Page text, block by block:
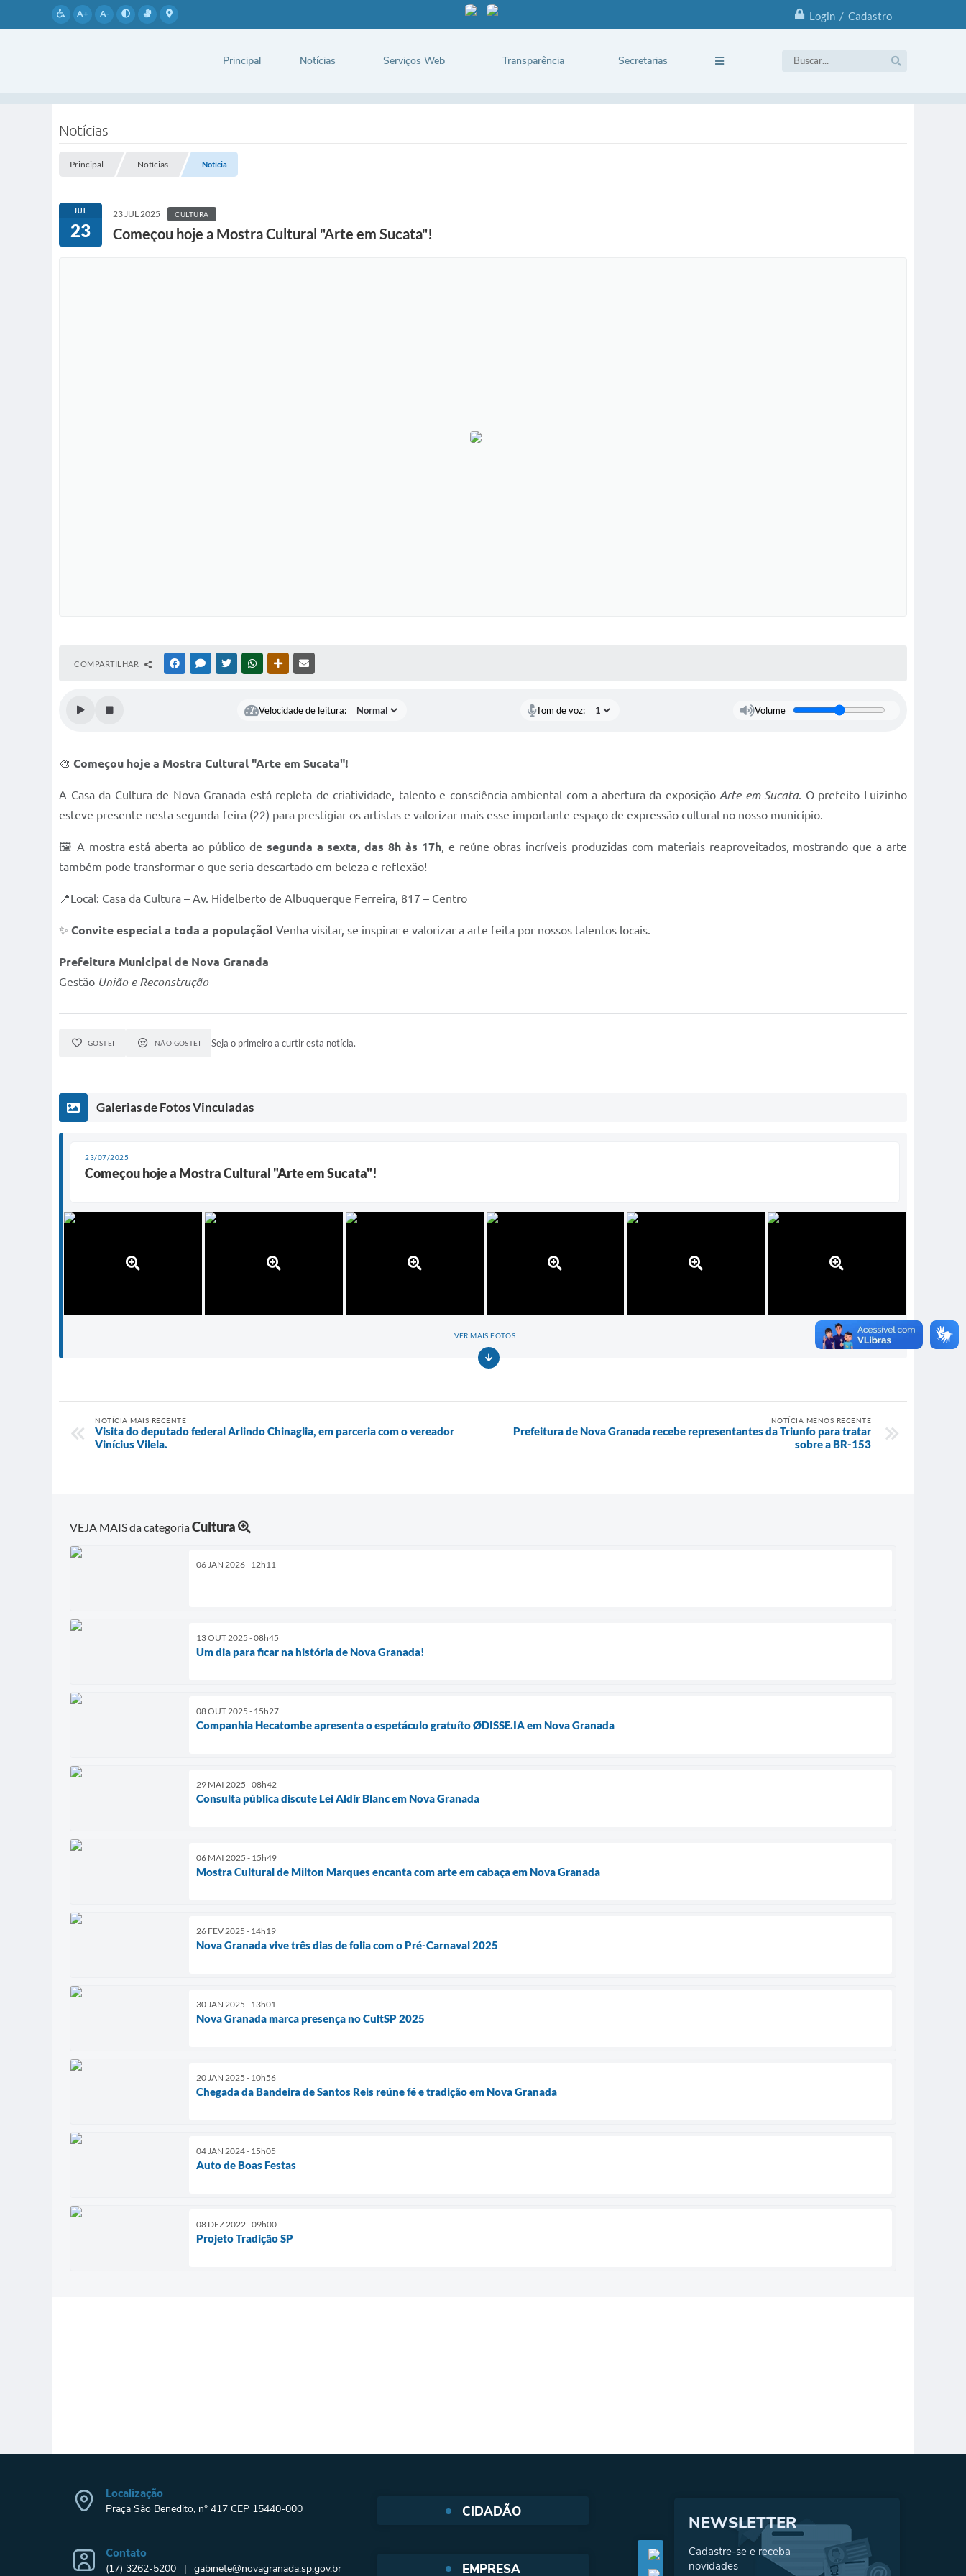
Login / Cadastro
A+ A-
Principal Notícias Serviços Web Transparência Secretarias
Notícias
Principal Notícias Notícia
JUL
23
23 JUL 2025 CULTURA
Começou hoje a Mostra Cultural "Arte em Sucata"!
COMPARTILHAR FACEBOOKMESSENGER
TWITTERWHATSAPPOUTRAS MÍDIAS
Velocidade de leitura: Tom de voz: Volume
🎨 Começou hoje a Mostra Cultural "Arte em Sucata"!
A Casa da Cultura de Nova Granada está repleta de criatividade, talento e consciência ambiental com a abertura da exposição Arte em Sucata. O prefeito Luizinho
esteve presente nesta segunda-feira (22) para prestigiar os artistas e valorizar mais esse importante espaço de expressão cultural no nosso município.
🖼️ A mostra está aberta ao público de segunda a sexta, das 8h às 17h, e reúne obras incríveis produzidas com materiais reaproveitados, mostrando que a arte
também pode transformar o que seria descartado em beleza e reflexão!
📍Local: Casa da Cultura – Av. Hidelberto de Albuquerque Ferreira, 817 – Centro
✨ Convite especial a toda a população! Venha visitar, se inspirar e valorizar a arte feita por nossos talentos locais.
Prefeitura Municipal de Nova Granada
Gestão União e Reconstrução
GOSTEI NÃO GOSTEI Seja o primeiro a curtir esta notícia.
Galerias de Fotos Vinculadas
23/07/2025
Começou hoje a Mostra Cultural "Arte em Sucata"!
VER MAIS FOTOS
NOTÍCIA MAIS RECENTE
Visita do deputado federal Arlindo Chinaglia, em parceria com o vereador
Vinícius Vilela.
NOTÍCIA MENOS RECENTE
Prefeitura de Nova Granada recebe representantes da Triunfo para tratar
sobre a BR-153
VEJA MAIS da categoriaCultura
06 JAN 2026 - 12h11
13 OUT 2025 - 08h45
Um dia para ficar na história de Nova Granada!
08 OUT 2025 - 15h27
Companhia Hecatombe apresenta o espetáculo gratuíto ØDISSE.IA em Nova Granada
29 MAI 2025 - 08h42
Consulta pública discute Lei Aldir Blanc em Nova Granada
06 MAI 2025 - 15h49
Mostra Cultural de Milton Marques encanta com arte em cabaça em Nova Granada
26 FEV 2025 - 14h19
Nova Granada vive três dias de folia com o Pré-Carnaval 2025
30 JAN 2025 - 13h01
Nova Granada marca presença no CultSP 2025
20 JAN 2025 - 10h56
Chegada da Bandeira de Santos Reis reúne fé e tradição em Nova Granada
04 JAN 2024 - 15h05
Auto de Boas Festas
08 DEZ 2022 - 09h00
Projeto Tradição SP
Localização
Praça São Benedito, n° 417 CEP 15440-000
Contato
(17) 3262-5200 gabinete@novagranada.sp.gov.br
CIDADÃO
SIC - Serviço de Informação ao
EMPRESA
NEWSLETTER
Cadastre-se e receba
novidades